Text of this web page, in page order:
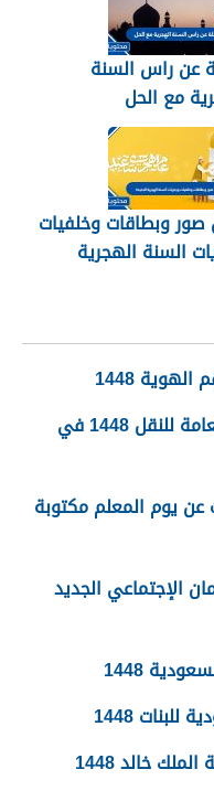
عن راس السنة
مع الحل
صور وبطاقات وخلفيات
السنة الهجرية
1448
رابط التقديم على وظائف الهيئة العامة للنقل 1448 في
1448 .. عبارات عن يوم المعلم مكتوبة
الإجتماعي الجديد
1448
1448
خالد 1448